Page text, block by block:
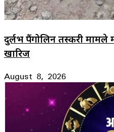
दुर्लभ पैंगोलिन तस्करी
खारिज
August 8, 2026